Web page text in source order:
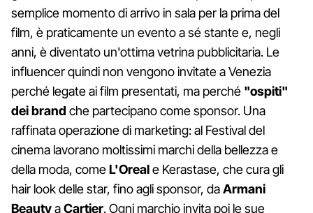
semplice momento di arrivo in sala per la prima del
film, è praticamente un evento a sé stante e, negli
anni, è diventato un'ottima vetrina pubblicitaria. Le
influencer quindi non vengono invitate a Venezia
perché legate ai film presentati, ma perché "ospiti"
dei brand che partecipano come sponsor. Una
raffinata operazione di marketing: al Festival del
cinema lavorano moltissimi marchi della bellezza e
della moda, comeL'Oreale Kerastase, che cura gli
hair look delle star, fino agli sponsor, daArmani
BeautyaCartier. Ogni marchio invita poi le sue